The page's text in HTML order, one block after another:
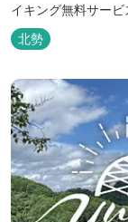
イキング無料サー
完備。ビジネスにも
提供します。
北勢